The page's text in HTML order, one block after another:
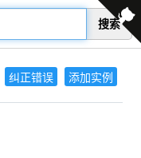
搜索
纠正错误 添加实例